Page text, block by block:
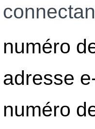
numéro
adresse
numéro